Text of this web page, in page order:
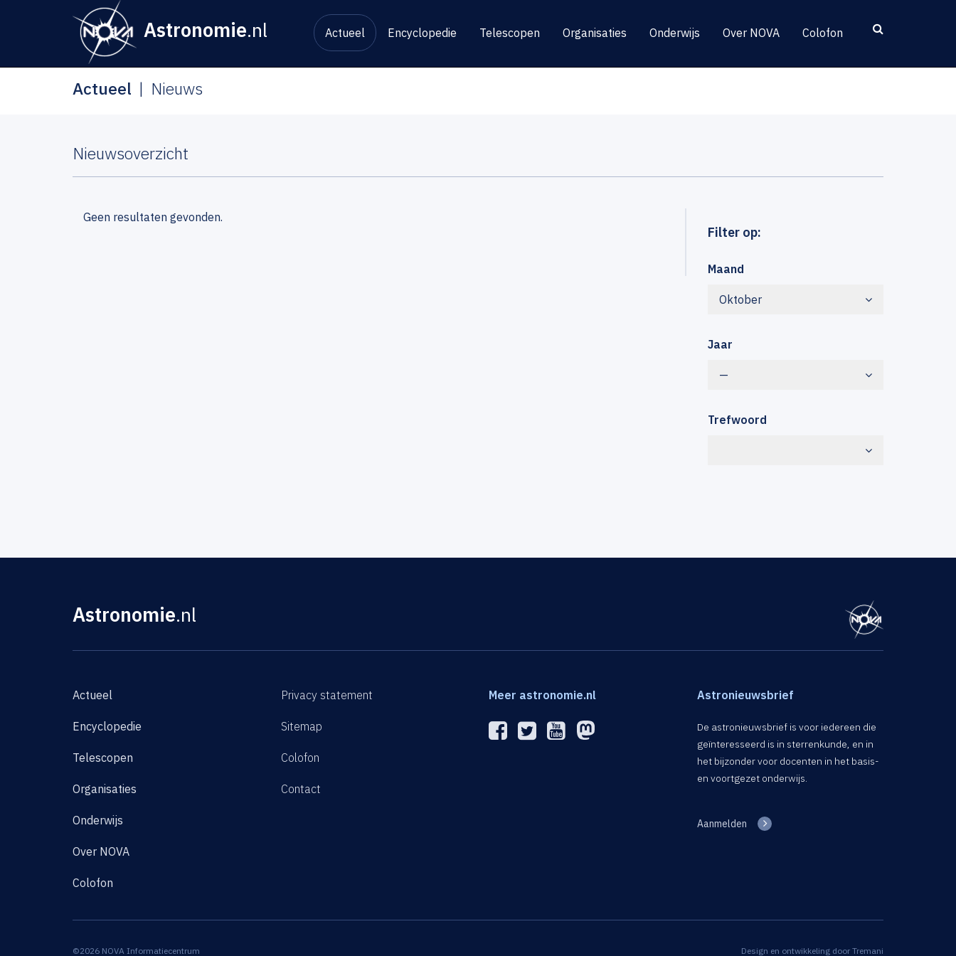
Astronomie.nl Actueel Encyclopedie Telescopen Organisaties Onderwijs Over NOVA Colofon
Actueel Nieuws
Nieuwsoverzicht
Filter op:
Maand
Oktober
Jaar
—
Trefwoord
Geen resultaten gevonden.
Astronomie.nl
Actueel
Encyclopedie
Telescopen
Organisaties
Onderwijs
Over NOVA
Colofon
Privacy statement
Sitemap
Colofon
Contact
Meer astronomie.nl Astronieuwsbrief
De astronieuwsbrief is voor iedereen die
geïnteresseerd is in sterrenkunde, en in
het bijzonder voor docenten in het basis-
en voortgezet onderwijs.
Aanmelden
©2026 NOVA Informatiecentrum Design en ontwikkeling door Tremani